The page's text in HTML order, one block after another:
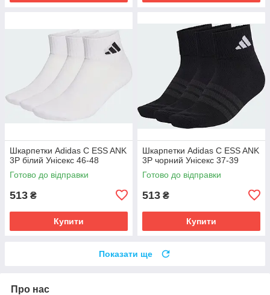
Шкарпетки Adidas C ESS ANK
3P білий Унісекс 46-48
Готово до відправки
513 ₴
Купити
Шкарпетки Adidas C ESS ANK
3P чорний Унісекс 37-39
Готово до відправки
513 ₴
Купити
Показати ще
Про нас